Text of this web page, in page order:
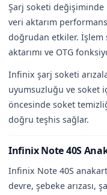
Şarj soketi değişiminde
veri aktarım
doğrudan etkiler. İşlem
aktarımı ve OTG
Infinix şarj soketi
uyumsuzluğu ve soket
öncesinde soket
doğru teşhis sağlar.
Infinix Note 40S
Infinix Note 40S anakart
devre, şebeke arızası,